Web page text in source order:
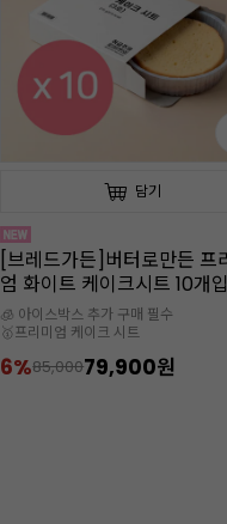
담기
[브레드가든]버터로만든 프
엄 화이트 케이크시트(3호/
🧊 아이스박스 추가 구매 필수
🥇프리미엄 케이크 시트
6%8,5007,990원